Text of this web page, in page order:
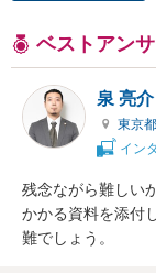
ベストアン
泉 亮介
東京都
イン
残念ながら難しい
かかる資料を添付
難でしょう。